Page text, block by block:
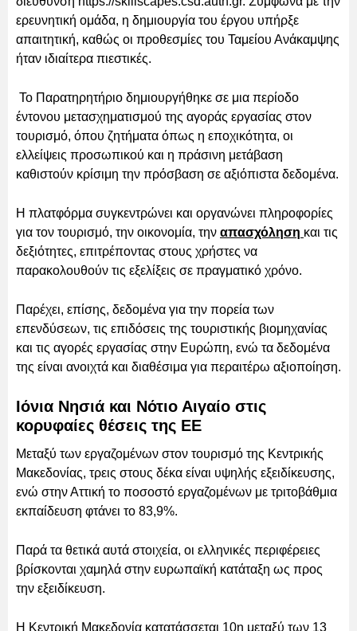
ερευνητική ομάδα, η δημιουργία του έργου υπήρξε
απαιτητική, καθώς οι προθεσμίες του Ταμείου Ανάκαμψης
ήταν ιδιαίτερα πιεστικές.
Το Παρατηρητήριο δημιουργήθηκε σε μια περίοδο
έντονου μετασχηματισμού της αγοράς εργασίας στον
τουρισμό, όπου ζητήματα όπως η εποχικότητα, οι
ελλείψεις προσωπικού και η πράσινη μετάβαση
καθιστούν κρίσιμη την πρόσβαση σε αξιόπιστα δεδομένα.
Η πλατφόρμα συγκεντρώνει και οργανώνει πληροφορίες
για τον τουρισμό, την οικονομία, την απασχόληση και τις
δεξιότητες, επιτρέποντας στους χρήστες να
παρακολουθούν τις εξελίξεις σε πραγματικό χρόνο.
Παρέχει, επίσης, δεδομένα για την πορεία των
επενδύσεων, τις επιδόσεις της τουριστικής βιομηχανίας
και τις αγορές εργασίας στην Ευρώπη, ενώ τα δεδομένα
της είναι ανοιχτά και διαθέσιμα για περαιτέρω αξιοποίηση.
Ιόνια Νησιά και Νότιο Αιγαίο στις
κορυφαίες θέσεις της ΕΕ
Μεταξύ των εργαζομένων στον τουρισμό της Κεντρικής
Μακεδονίας, τρεις στους δέκα είναι υψηλής εξειδίκευσης,
ενώ στην Αττική το ποσοστό εργαζομένων με τριτοβάθμια
εκπαίδευση φτάνει το 83,9%.
Παρά τα θετικά αυτά στοιχεία, οι ελληνικές περιφέρειες
βρίσκονται χαμηλά στην ευρωπαϊκή κατάταξη ως προς
την εξειδίκευση.
Η Κεντρική Μακεδονία κατατάσσεται 10η μεταξύ των 13